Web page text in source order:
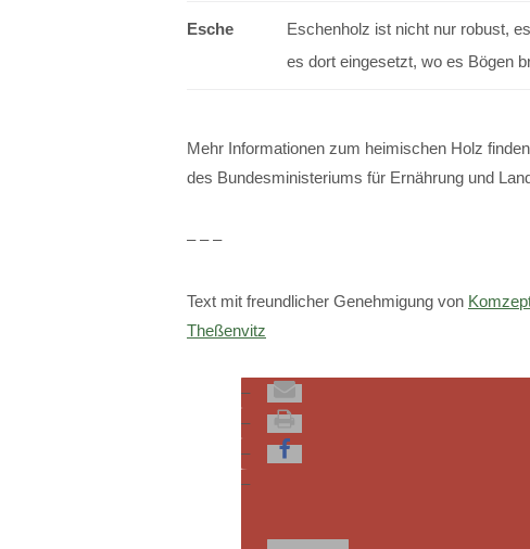
Esche
Eschenholz ist nicht nur robust,
es dort eingesetzt, wo es Bögen
Mehr Informationen zum heimischen Holz
des Bundesministeriums für Ernährung und
– – –
Text mit freundlicher Genehmigung von
Theßenvitz